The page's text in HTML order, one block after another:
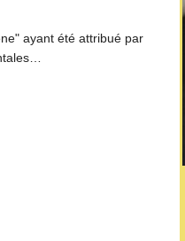
ayant été attribué par